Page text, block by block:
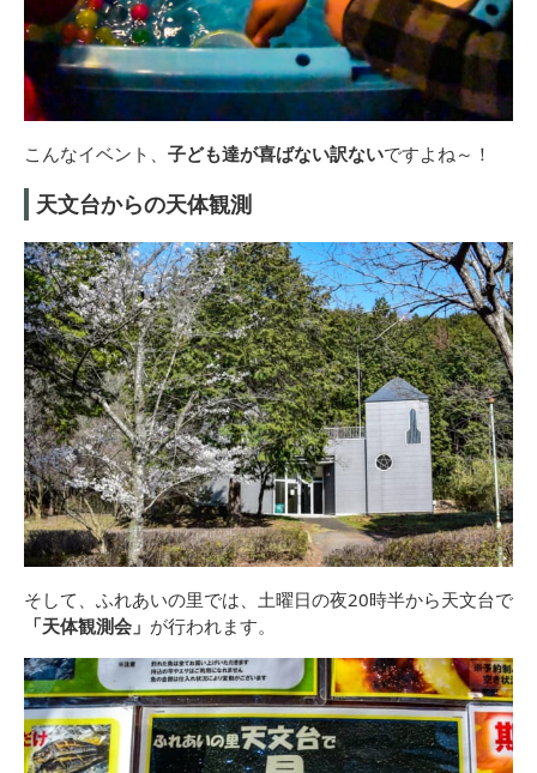
こんなイベント、 子ども達が喜ばない訳ないですよね～！
天文台からの天体観測
そして、ふれあいの里では、土曜日の夜20時半から天文台で
「天体観測会」 が行われます。